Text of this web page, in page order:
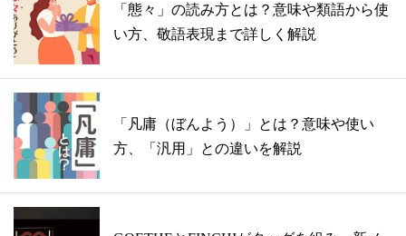
「態々」の読み方とは？意味や類語から使
い方、敬語表現まで詳しく解説
「凡庸（ぼんよう）」とは？意味や使い
方、「汎用」との違いを解説